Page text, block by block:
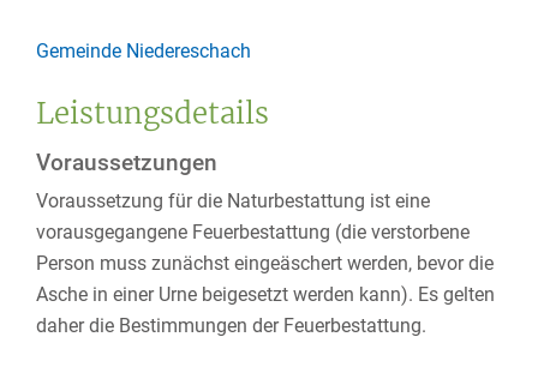
Gemeinde Niedereschach
Leistungsdetails
Voraussetzungen
Voraussetzung für die Naturbestattung ist eine
vorausgegangene Feuerbestattung (die verstorbene
Person muss zunächst eingeäschert werden, bevor die
Asche in einer Urne beigesetzt werden kann). Es gelten
daher die Bestimmungen der Feuerbestattung.